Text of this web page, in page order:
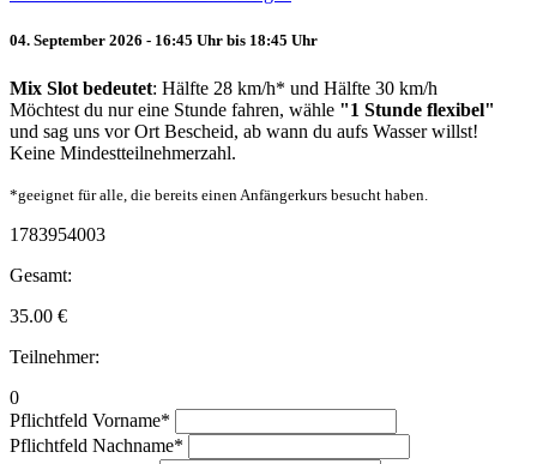
04. September 2026 - 16:45 Uhr bis 18:45 Uhr
Mix Slot bedeutet: Hälfte 28 km/h* und Hälfte 30 km/h
Möchtest du nur eine Stunde fahren, wähle "1 Stunde flexibel"
und sag uns vor Ort Bescheid, ab wann du aufs Wasser willst!
Keine Mindestteilnehmerzahl.
*geeignet für alle, die bereits einen Anfängerkurs besucht haben.
1783954003
Gesamt:
35.00 €
Teilnehmer:
0
Pflichtfeld Vorname*
Pflichtfeld Nachname*